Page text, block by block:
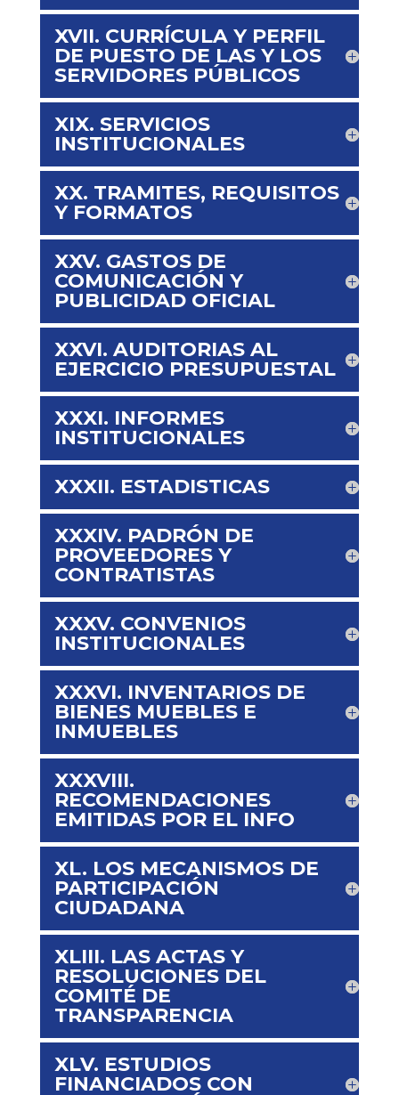
XVII. CURRÍCULA Y PERFIL
DE PUESTO DE LAS Y LOS
SERVIDORES PÚBLICOS
XIX. SERVICIOS
INSTITUCIONALES
XX. TRAMITES, REQUISITOS
Y FORMATOS
XXV. GASTOS DE
COMUNICACIÓN Y
PUBLICIDAD OFICIAL
XXVI. AUDITORIAS AL
EJERCICIO PRESUPUESTAL
XXXI. INFORMES
INSTITUCIONALES
XXXII. ESTADISTICAS
XXXIV. PADRÓN DE
PROVEEDORES Y
CONTRATISTAS
XXXV. CONVENIOS
INSTITUCIONALES
XXXVI. INVENTARIOS DE
BIENES MUEBLES E
INMUEBLES
XXXVIII.
RECOMENDACIONES
EMITIDAS POR EL INFO
XL. LOS MECANISMOS DE
PARTICIPACIÓN
CIUDADANA
XLIII. LAS ACTAS Y
RESOLUCIONES DEL
COMITÉ DE
TRANSPARENCIA
XLV. ESTUDIOS
FINANCIADOS CON